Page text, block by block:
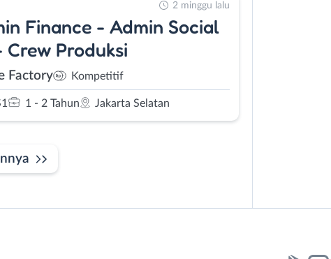
Finance - Admin Social
Crew Produksi
Factory Kompetitif
1 - 2 Tahun Jakarta Selatan
2 minggu lalu